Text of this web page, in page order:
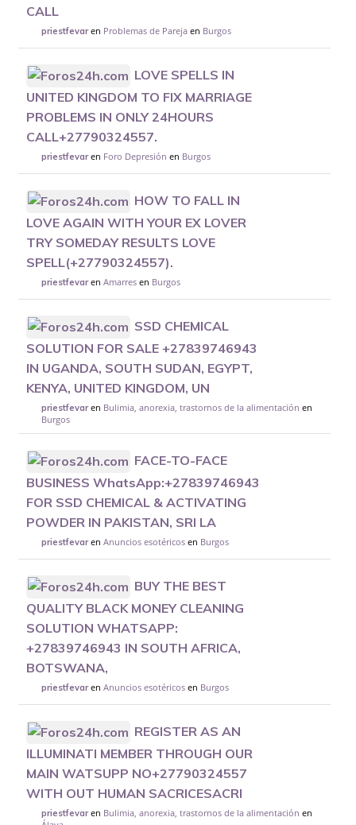
CALL
priestfevaren Problemas de Pareja en Burgos
LOVE SPELLS IN
UNITED KINGDOM TO FIX MARRIAGE
PROBLEMS IN ONLY 24HOURS
CALL+27790324557.
priestfevaren Foro Depresión en Burgos
HOW TO FALL IN
LOVE AGAIN WITH YOUR EX LOVER
TRY SOMEDAY RESULTS LOVE
SPELL(+27790324557).
priestfevarenAmarres en Burgos
SSD CHEMICAL
SOLUTION FOR SALE +27839746943
IN UGANDA, SOUTH SUDAN, EGYPT,
KENYA, UNITED KINGDOM, UN
priestfevaren Bulimia, anorexia, trastornos de la alimentación en
Burgos
FACE-TO-FACE
BUSINESS WhatsApp:+27839746943
FOR SSD CHEMICAL & ACTIVATING
POWDER IN PAKISTAN, SRI LA
priestfevarenAnuncios esotéricosen Burgos
BUY THE BEST
QUALITY BLACK MONEY CLEANING
SOLUTION WHATSAPP:
+27839746943 IN SOUTH AFRICA,
BOTSWANA,
priestfevarenAnuncios esotéricosen Burgos
REGISTER AS AN
ILLUMINATI MEMBER THROUGH OUR
MAIN WATSUPP NO+27790324557
WITH OUT HUMAN SACRICESACRI
priestfevaren Bulimia, anorexia, trastornos de la alimentación en